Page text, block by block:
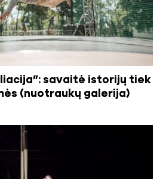
savaitė istorijų tiek
(nuotraukų galerija)